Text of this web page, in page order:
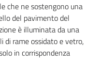
che ne sostengono una
del pavimento del
è illuminata da una
di rame ossidato e vetro,
in corrispondenza